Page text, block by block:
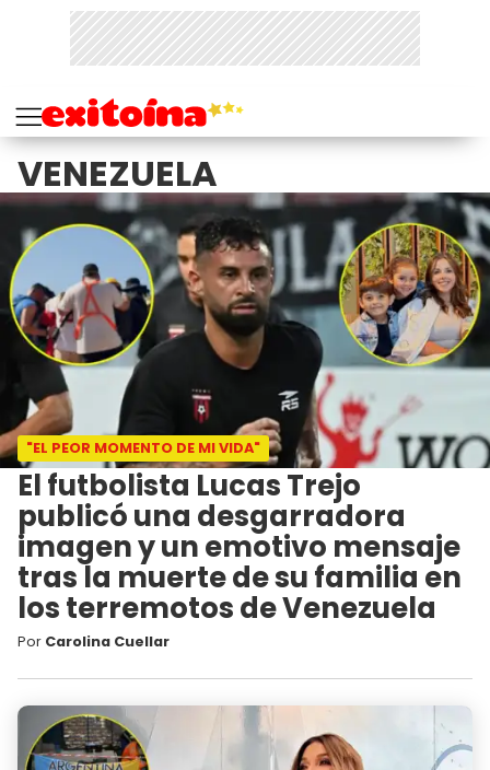
VENEZUELA
"EL PEOR MOMENTO DE MI VIDA"
El futbolista Lucas Trejo
publicó una desgarradora
imagen y un emotivo mensaje
tras la muerte de su familia en
los terremotos de Venezuela
Por Carolina Cuellar